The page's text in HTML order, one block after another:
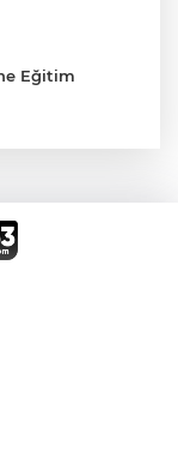
Eğitim
Karşılama